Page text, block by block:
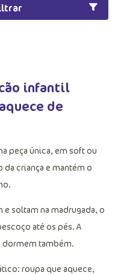
infantil
de
peça única, em soft ou
criança e mantém o
soltam na madrugada, o
até os pés. A
dormem também.
roupa que aquece,